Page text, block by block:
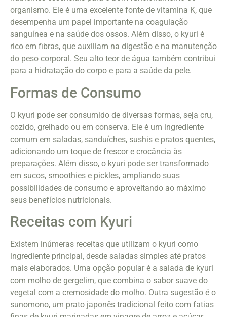
organismo. Ele é uma excelente fonte de vitamina K, que
desempenha um papel importante na coagulação
sanguínea e na saúde dos ossos. Além disso, o kyuri é
rico em fibras, que auxiliam na digestão e na manutenção
do peso corporal. Seu alto teor de água também contribui
para a hidratação do corpo e para a saúde da pele.
Formas de Consumo
O kyuri pode ser consumido de diversas formas, seja cru,
cozido, grelhado ou em conserva. Ele é um ingrediente
comum em saladas, sanduíches, sushis e pratos quentes,
adicionando um toque de frescor e crocância às
preparações. Além disso, o kyuri pode ser transformado
em sucos, smoothies e pickles, ampliando suas
possibilidades de consumo e aproveitando ao máximo
seus benefícios nutricionais.
Receitas com Kyuri
Existem inúmeras receitas que utilizam o kyuri como
ingrediente principal, desde saladas simples até pratos
mais elaborados. Uma opção popular é a salada de kyuri
com molho de gergelim, que combina o sabor suave do
vegetal com a cremosidade do molho. Outra sugestão é o
sunomono, um prato japonês tradicional feito com fatias